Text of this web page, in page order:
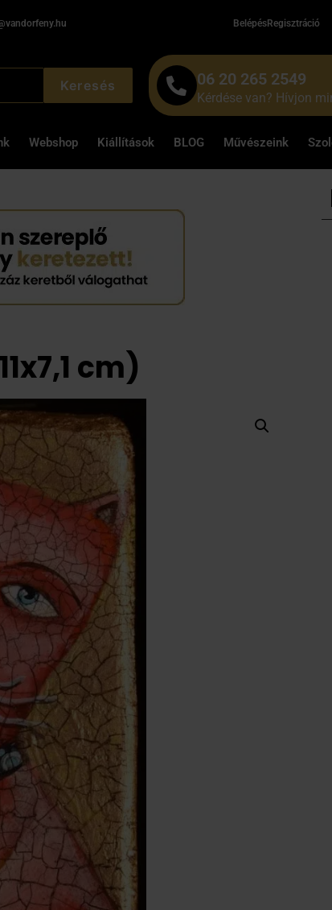
BelépésRegisztráció
Keresés 06 20 265 2549
Kérdése van? Hívjon
Webshop Kiállítások BLOG Művészeink
cm)